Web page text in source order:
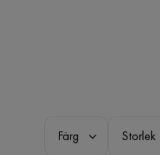
Färg Storlek